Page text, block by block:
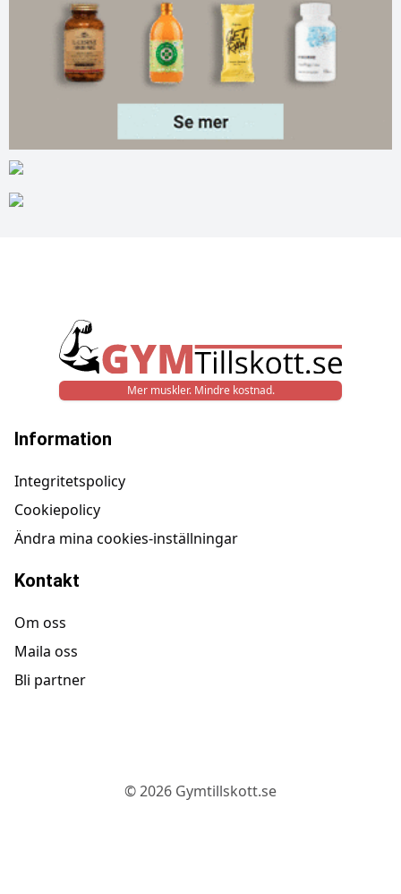
Mer muskler. Mindre kostnad.
Information
Integritetspolicy
Cookiepolicy
Ändra mina cookies-inställningar
Kontakt
Om oss
Maila oss
Bli partner
©2026 Gymtillskott.se